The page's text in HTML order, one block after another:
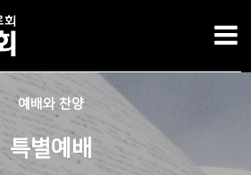
예배와 찬양
특별예배